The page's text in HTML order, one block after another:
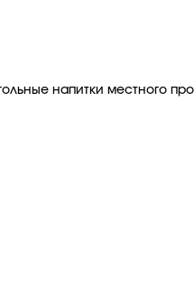
напитки местного